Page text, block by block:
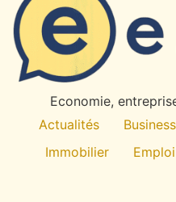
Economie,
Actualités
Immobilier
Emploi